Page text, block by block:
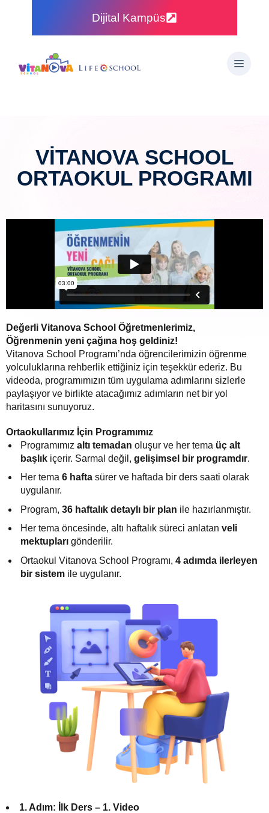
Dijital Kampüs
VITANOVA SCHOOL
ORTAOKUL PROGRAMI
Değerli Vitanova School Öğretmenlerimiz,
Öğrenmenin yeni çağına hoş geldiniz!
Vitanova School Programı’nda öğrencilerimizin öğrenme
yolculuklarına rehberlik ettiğiniz için teşekkür ederiz. Bu
videoda, programımızın tüm uygulama adımlarını sizlerle
paylaşıyor ve birlikte atacağımız adımların net bir yol
haritasını sunuyoruz.
Ortaokullarımız İçin Programımız
Programımız altı temadan oluşur ve her tema üç alt
başlık içerir. Sarmal değil, gelişimsel bir programdır.
Her tema 6 hafta sürer ve haftada bir ders saati olarak
uygulanır.
Program, 36 haftalık detaylı bir plan ile hazırlanmıştır.
Her tema öncesinde, altı haftalık süreci anlatan veli
mektupları gönderilir.
Ortaokul Vitanova School Programı, 4 adımda ilerleyen
bir sistem ile uygulanır.
1. Adım: İlk Ders – 1. Video